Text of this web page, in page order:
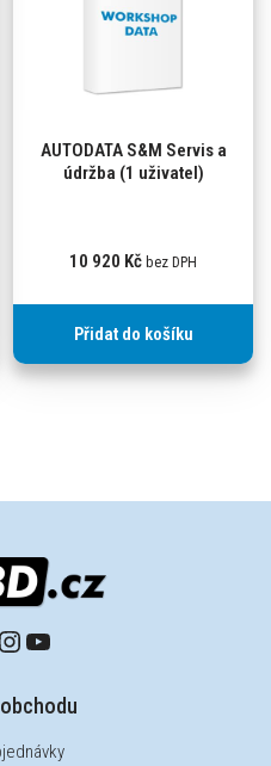
AUTODATA S&M Servis a
údržba (1 uživatel)
10 920 Kč bez DPH
Přidat do košíku